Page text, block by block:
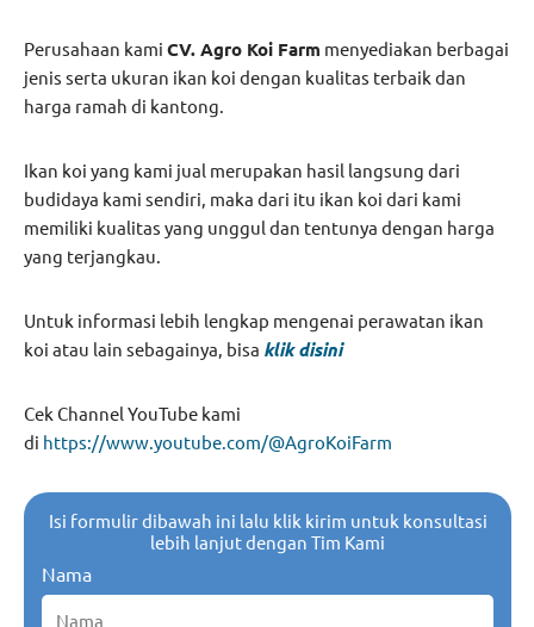
Perusahaan kami CV. Agro Koi Farm menyediakan berbagai
jenis serta ukuran ikan koi dengan kualitas terbaik dan
harga ramah di kantong.
Ikan koi yang kami jual merupakan hasil langsung dari
budidaya kami sendiri, maka dari itu ikan koi dari kami
memiliki kualitas yang unggul dan tentunya dengan harga
yang terjangkau.
Untuk informasi lebih lengkap mengenai perawatan ikan
koi atau lain sebagainya, bisa klik disini
Cek Channel YouTube kami
di https://www.youtube.com/@AgroKoiFarm
Isi formulir dibawah ini lalu klik kirim untuk konsultasi
lebih lanjut dengan Tim Kami
Nama